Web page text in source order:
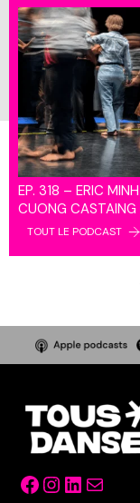
EP. 318 – ERIC MINH
CUONG CASTAING
TOUT LE PODCAST
Facebook
Instagram
LinkedIn
Mail